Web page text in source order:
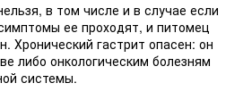
в том числе и в случае если
ее проходят, и питомец
Хронический гастрит опасен: он
либо онкологическим болезням
системы.